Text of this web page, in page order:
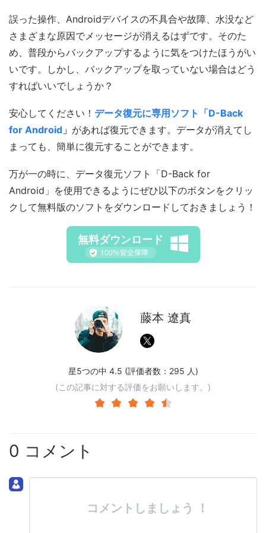
誤った操作、Androidデバイスの不具合や故障、水没など
さまざまな原因でメッセージが消えるはずです。そのた
め、普段からバックアップするように気をつけたほうがい
いです。しかし、バックアップを取っていない場合はどう
すればいいでしょうか？
安心してください！ データ復元に専用ソフト「D-Back
for Android」 があれば復元できます。データが消えてし
まっても、簡単に復元することができます。
万が一の時に、データ復元ソフト「D-Back for
Android」を使用できるようにぜひ以下のボタンをクリッ
クして無料版のソフトをダウンロードしておきましょう！
無料ダウンロード
藤本 遼真
星5つの中 4.5 (評価者数： 295 人)
(この記事に対する評価をお願いします。)
0 コメント
コメントしましょう ！